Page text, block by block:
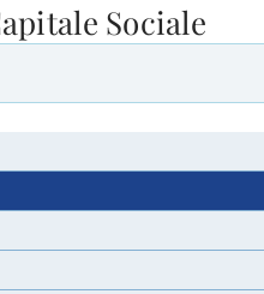
Sociale